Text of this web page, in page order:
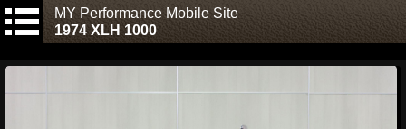
MY Performance Mobile Site
1974 XLH 1000